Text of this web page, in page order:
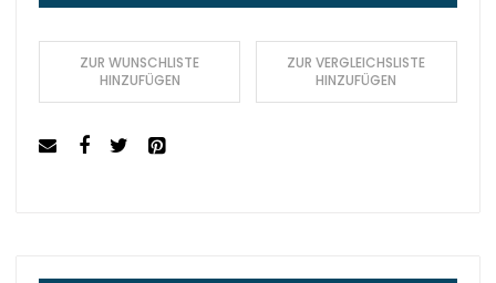
ZUR WUNSCHLISTE
HINZUFÜGEN
ZUR VERGLEICHSLISTE
HINZUFÜGEN